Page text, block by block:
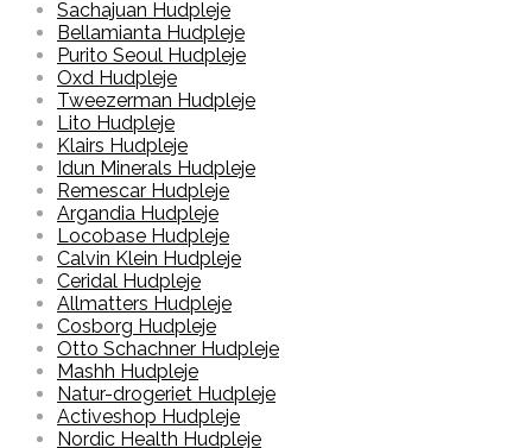
Sachajuan Hudpleje
Bellamianta Hudpleje
Purito Seoul Hudpleje
Oxd Hudpleje
Tweezerman Hudpleje
Lito Hudpleje
Klairs Hudpleje
Idun Minerals Hudpleje
Remescar Hudpleje
Argandia Hudpleje
Locobase Hudpleje
Calvin Klein Hudpleje
Ceridal Hudpleje
Allmatters Hudpleje
Cosborg Hudpleje
Otto Schachner Hudpleje
Mashh Hudpleje
Natur-drogeriet Hudpleje
Activeshop Hudpleje
Nordic Health Hudpleje